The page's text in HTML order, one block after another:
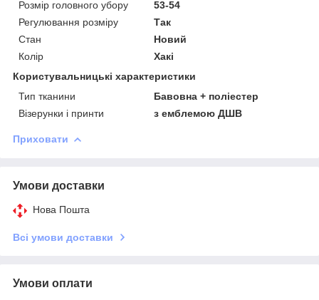
Розмір головного убору
53-54
Регулювання розміру
Так
Стан
Новий
Колір
Хакі
Користувальницькі характеристики
Тип тканини
Бавовна + поліестер
Візерунки і принти
з емблемою ДШВ
Приховати
Умови доставки
Нова Пошта
Всі умови доставки
Умови оплати